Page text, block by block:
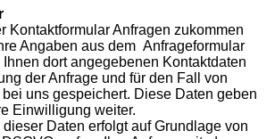
Kontaktformular Anfragen zukommen
Angaben aus dem Anfrageformular
dort angegebenen Kontaktdaten
der Anfrage und für den Fall von
uns gespeichert. Diese Daten geben
Einwilligung weiter.
Daten erfolgt auf Grundlage von